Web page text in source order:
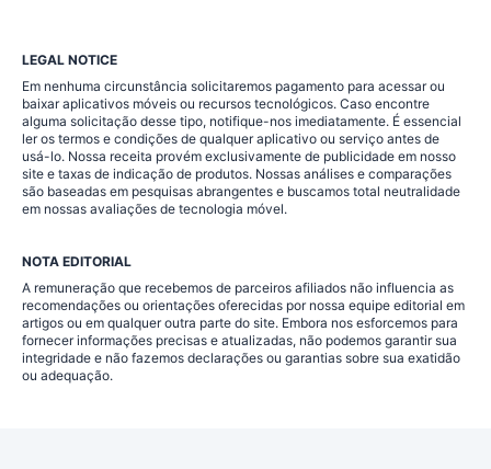
LEGAL NOTICE
Em nenhuma circunstância solicitaremos pagamento para acessar ou
baixar aplicativos móveis ou recursos tecnológicos. Caso encontre
alguma solicitação desse tipo, notifique-nos imediatamente. É essencial
ler os termos e condições de qualquer aplicativo ou serviço antes de
usá-lo. Nossa receita provém exclusivamente de publicidade em nosso
site e taxas de indicação de produtos. Nossas análises e comparações
são baseadas em pesquisas abrangentes e buscamos total neutralidade
em nossas avaliações de tecnologia móvel.
NOTA EDITORIAL
A remuneração que recebemos de parceiros afiliados não influencia as
recomendações ou orientações oferecidas por nossa equipe editorial em
artigos ou em qualquer outra parte do site. Embora nos esforcemos para
fornecer informações precisas e atualizadas, não podemos garantir sua
integridade e não fazemos declarações ou garantias sobre sua exatidão
ou adequação.